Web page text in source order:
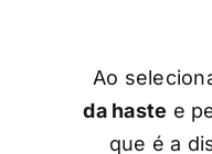
Ao
da haste e
que é a